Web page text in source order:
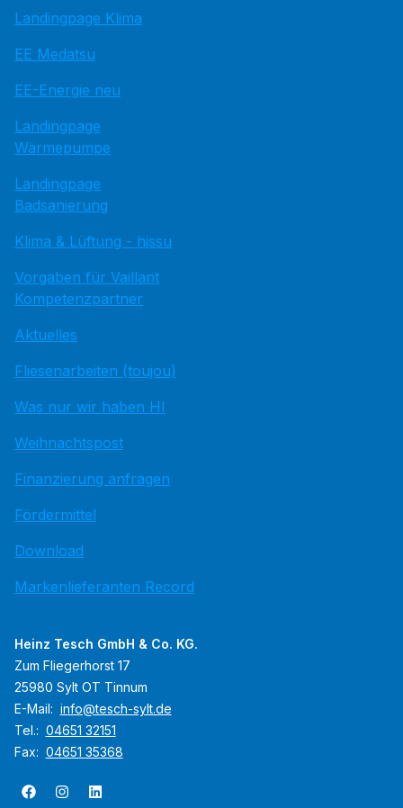
Landingpage Klima
EE Medatsu
EE-Energie neu
Landingpage
Wärmepumpe
Landingpage
Badsanierung
Klima & Lüftung - hissu
Vorgaben für Vaillant
Kompetenzpartner
Aktuelles
Fliesenarbeiten (toujou)
Was nur wir haben HI
Weihnachtspost
Finanzierung anfragen
Fördermittel
Download
Markenlieferanten Record
Heinz Tesch GmbH & Co. KG.
Zum Fliegerhorst 17
25980 Sylt OT Tinnum
E-Mail: info@tesch-sylt.de
Tel.: 04651 32151
Fax: 04651 35368